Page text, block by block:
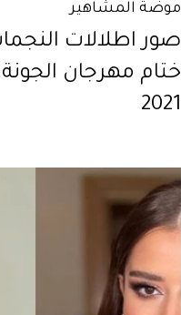
موضة المشاهير
صور اطلالات
ختام مهرجان
2021